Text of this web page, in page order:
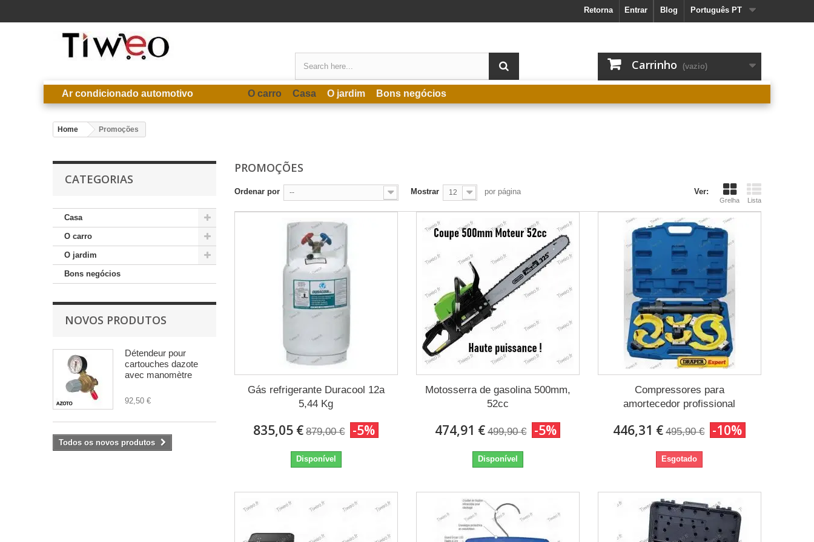
Português PT
Blog
Entrar
Retorna
Carrinho (vazio)
Ar condicionado automotivo O carro Casa O jardim Bons negócios
Home Promoções
CATEGORIAS
Casa
O carro
O jardim
Bons negócios
NOVOS PRODUTOS
Détendeur pour
cartouches dazote
avec manomètre
92,50 €
Todos os novos produtos
PROMOÇÕES
Ver:
Grelha Lista
Ordenar por -- Mostrar 12 por página
Gás refrigerante Duracool 12a
5,44 Kg
835,05 € 879,00 € -5%
Disponível
Motosserra de gasolina 500mm,
52cc
474,91 € 499,90 € -5%
Disponível
Compressores para
amortecedor profissional
446,31 € 495,90 € -10%
Esgotado